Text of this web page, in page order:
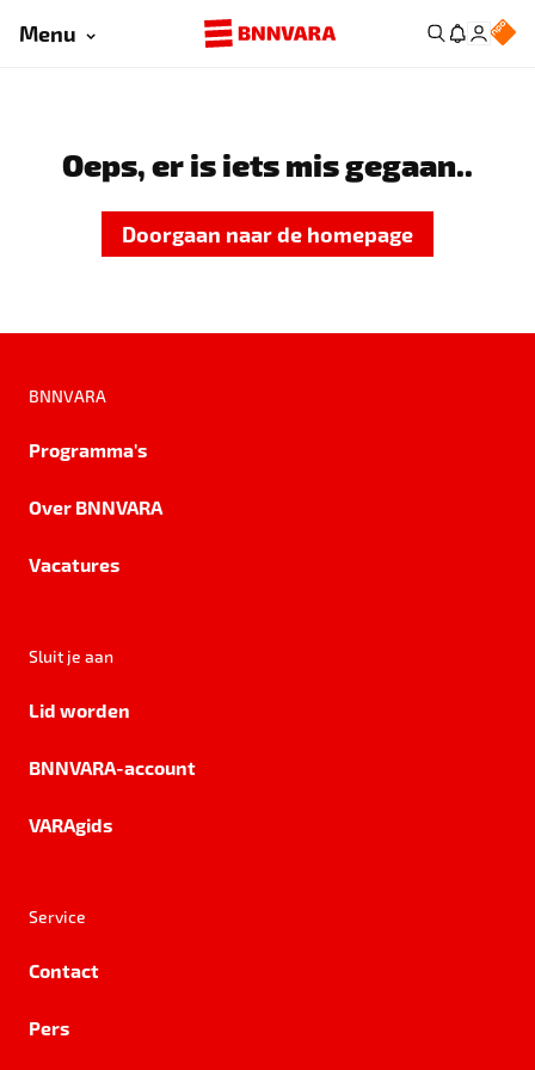
Menu
Oeps, er is iets mis gegaan..
Doorgaan naar de homepage
BNNVARA
Programma's
Over BNNVARA
Vacatures
Sluit je aan
Lid worden
BNNVARA-account
VARAgids
Service
Contact
Pers